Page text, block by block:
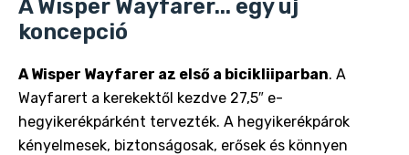
A Wisper Wayfarer... egy új
koncepció
A Wisper Wayfarer az első a bicikliiparban. A
Wayfarert a kerekektől kezdve 27,5″ e-
hegyikerékpárként tervezték. A hegyikerékpárok
kényelmesek, biztonságosak, erősek és könnyen